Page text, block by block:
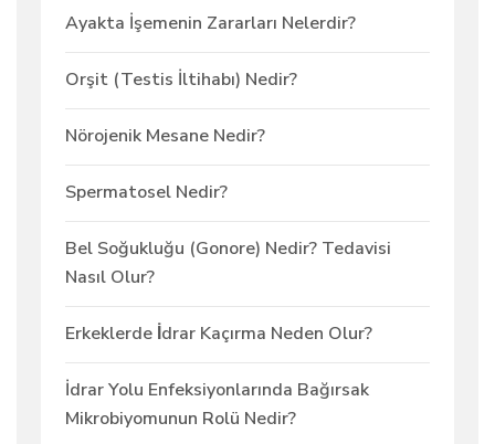
Ayakta İşemenin Zararları Nelerdir?
Orşit (Testis İltihabı) Nedir?
Nörojenik Mesane Nedir?
Spermatosel Nedir?
Bel Soğukluğu (Gonore) Nedir? Tedavisi
Nasıl Olur?
Erkeklerde İdrar Kaçırma Neden Olur?
İdrar Yolu Enfeksiyonlarında Bağırsak
Mikrobiyomunun Rolü Nedir?